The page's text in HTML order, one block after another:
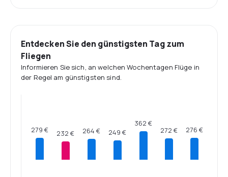
Entdecken Sie den günstigsten Tag zum
Fliegen
Informieren Sie sich, an welchen Wochentagen Flüge in
der Regel am günstigsten sind.
279 € 232 € 264 € 249 €
362 €
272 € 276 €